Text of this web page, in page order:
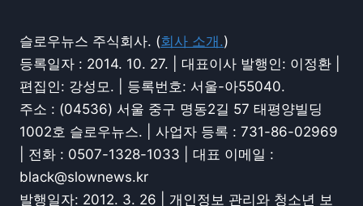
슬로우뉴스 주식회사. (회사 소개.)
등록일자 : 2014. 10. 27. | 대표이사 발행인: 이정환 |
편집인: 강성모. | 등록번호: 서울-아55040.
주소 : (04536) 서울 중구 명동2길 57 태평양빌딩
1002호 슬로우뉴스. | 사업자 등록 : 731-86-02969
| 전화 : 0507-1328-1033 | 대표 이메일 :
black@slownews.kr
발행일자: 2012. 3. 26 | 개인정보 관리와 청소년 보